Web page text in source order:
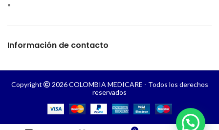
Información de contacto
Copyright
2026 COLOMBIA MEDICARE - Todos los derechos
reservados